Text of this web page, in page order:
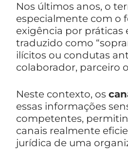
Nos últimos anos, o
especialmente com o
exigência por práticas
traduzido como
ilícitos ou condutas
colaborador, parceiro
Neste contexto, os
essas informações
competentes,
canais realmente
jurídica de uma